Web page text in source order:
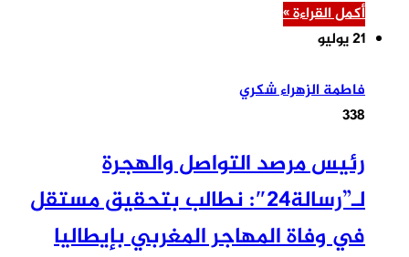
أكمل القراءة »
21 يوليو
فاطمة الزهراء شكري
338
رئيس مرصد التواصل والهجرة
لـ”رسالة24″: نطالب بتحقيق مستقل
في وفاة المهاجر المغربي بإيطاليا